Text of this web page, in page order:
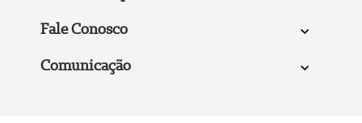
Fale Conosco
Comunicação